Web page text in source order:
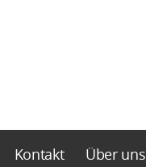
Kontakt Über uns